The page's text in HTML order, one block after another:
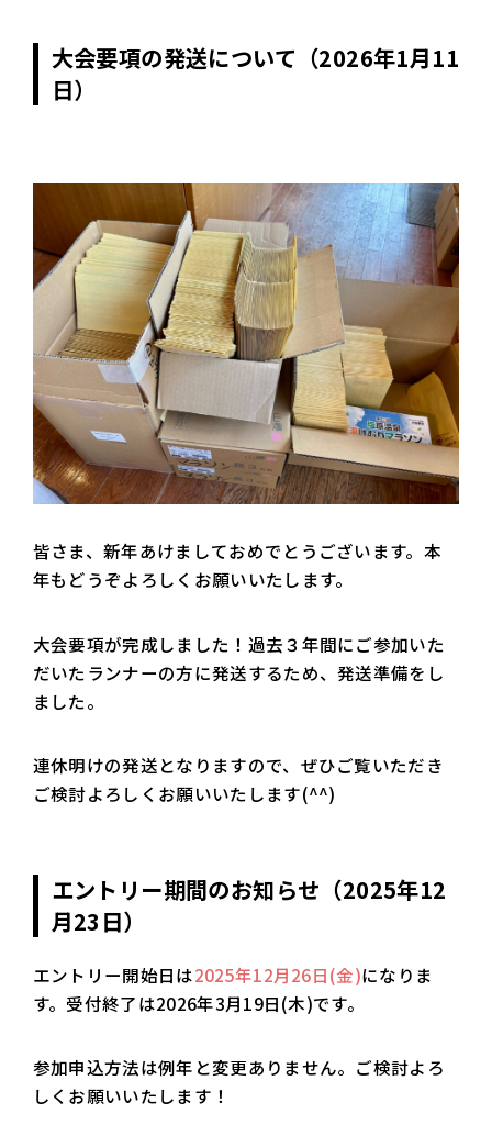
大会要項の発送について（2026年1月11
日）
皆さま、新年あけましておめでとうございます。本
年もどうぞよろしくお願いいたします。
大会要項が完成しました！過去３年間にご参加いた
だいたランナーの方に発送するため、発送準備をし
ました。
連休明けの発送となりますので、ぜひご覧いただき
ご検討よろしくお願いいたします(^^)
エントリー期間のお知らせ（2025年12
月23日）
エントリー開始日は2025年12月26日(金)になりま
す。受付終了は2026年3月19日(木)です。
参加申込方法は例年と変更ありません。ご検討よろ
しくお願いいたします！